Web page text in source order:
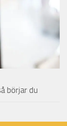
börjar du